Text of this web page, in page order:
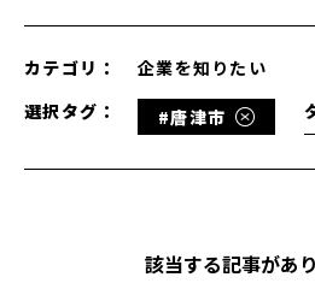
カテゴリ：
企業を知りたい
選択タグ：
#唐津市
該当する記事があ